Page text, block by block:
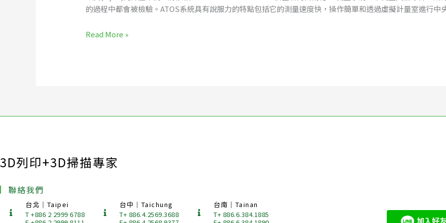
的過程中都會被檢驗。ATOS系統具有說服力的特點包括它的測量速度快，操作簡單和透過虛擬計量室進行中
Read More »
3D列印+3D掃描專家
聯絡我們
台北｜Taipei
T +886 2 2999 6788
台中｜Taichung
T+ 886.4.2569.3688
台南｜Tainan
T+ 886.6.384.1885